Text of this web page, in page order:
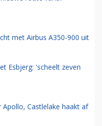
met Airbus A350-900 uit
Esbjerg: 'scheelt zeven
Castlelake haakt af